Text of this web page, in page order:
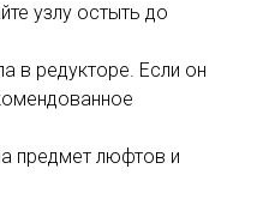
узлу остыть до
в редукторе. Если он
предмет люфтов и